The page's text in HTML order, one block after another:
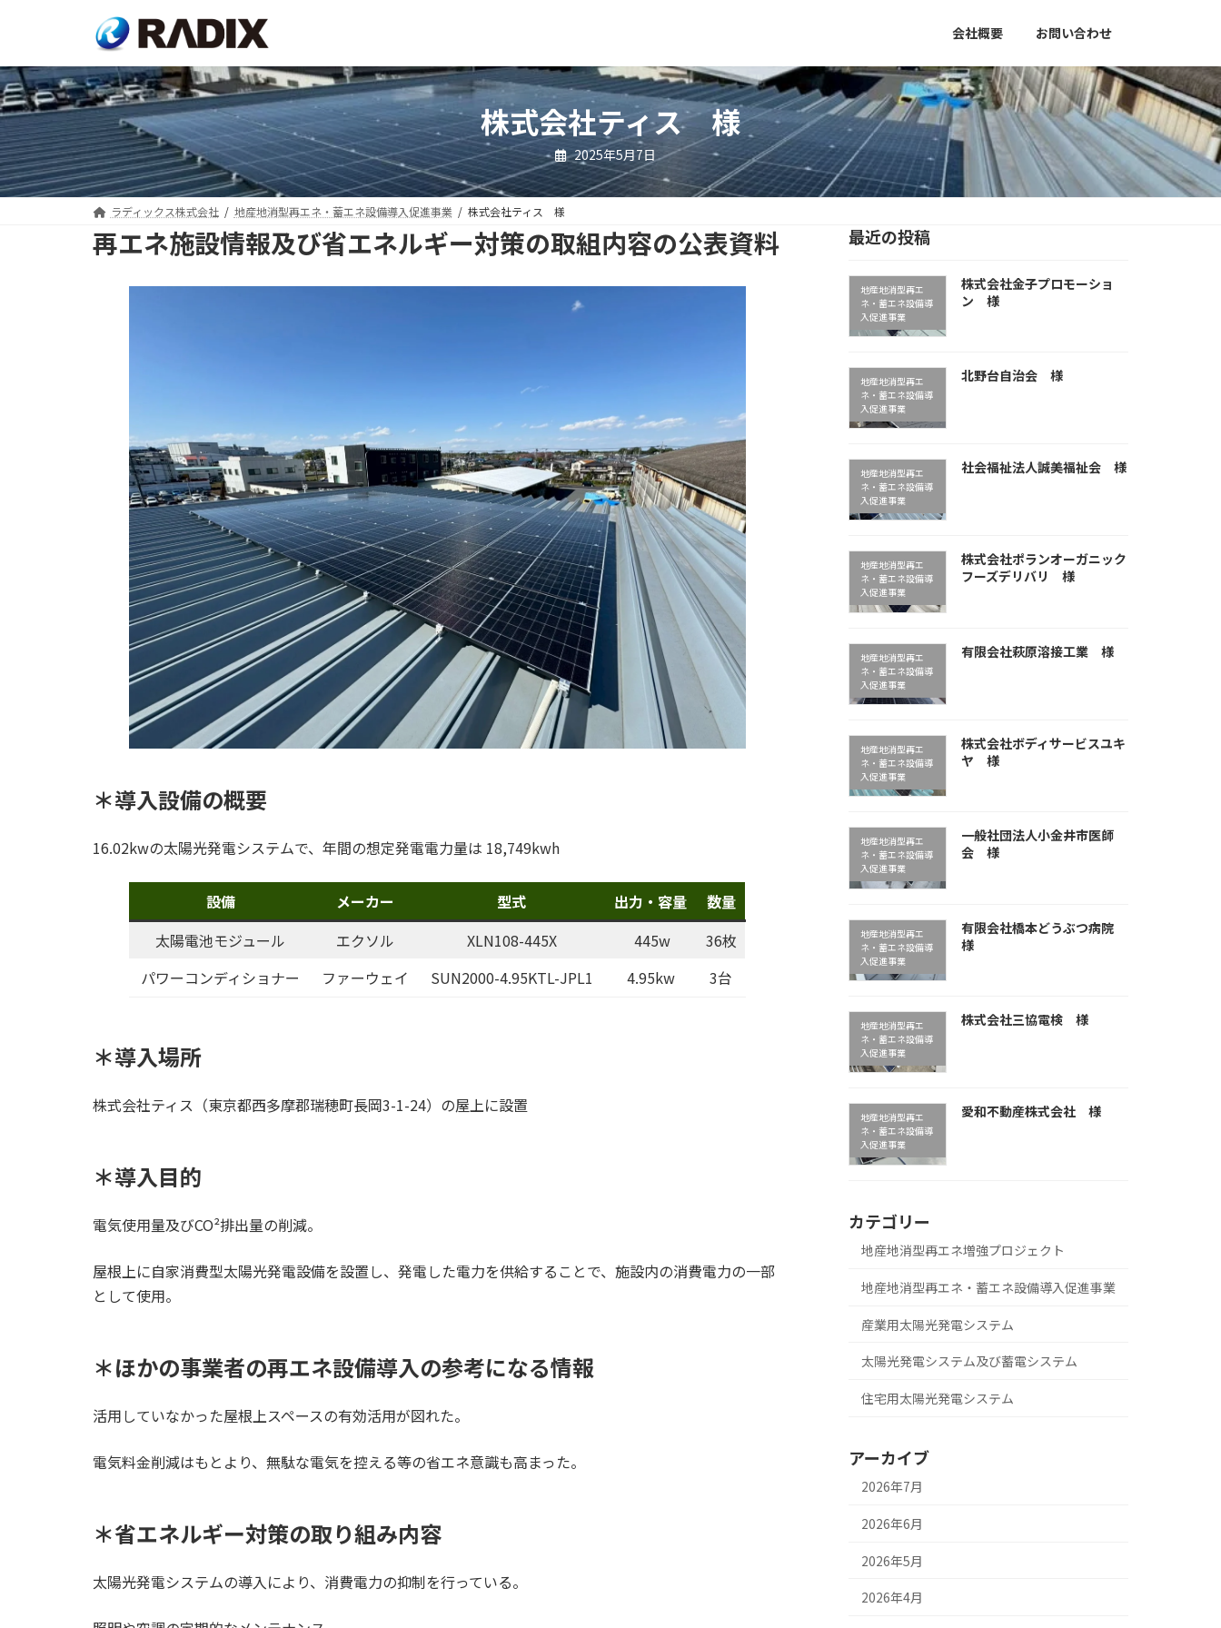
ン
ツ
へ
ス
キ
ッ
ー
シ
ョ
ン
に
移
会社概要 お問い合わせ
株式会社ティス 様
2025年5月7日
ラディックス株式会社 地産地消型再エネ・蓄エネ設備導入促進事業 株式会社ティス 様
再エネ施設情報及び省エネルギー対策の取組内容の公表資料
＊導入設備の概要
16.02kwの太陽光発電システムで、年間の想定発電電力量は 18,749kwh
設備 メーカー 型式 出力・容量
数量
太陽電池モジュール
エクソル XLN108-445X 445w
36枚
パワーコンディショナー
ファーウェイ SUN2000-4.95KTL-JPL1 4.95kw 3台
＊導入場所
株式会社ティス（東京都西多摩郡瑞穂町長岡3-1-24）の屋上に設置
＊導入目的
電気使用量及びCO²排出量の削減。
屋根上に自家消費型太陽光発電設備を設置し、発電した電力を供給することで、施設内の消費電力の一部
として使用。
＊ほかの事業者の再エネ設備導入の参考になる情報
活用していなかった屋根上スペースの有効活用が図れた。
電気料金削減はもとより、無駄な電気を控える等の省エネ意識も高まった。
＊省エネルギー対策の取り組み内容
太陽光発電システムの導入により、消費電力の抑制を行っている。
最近の投稿
地産地消型再エ
ネ・蓄エネ設備導
入促進事業
株式会社金子プロモーショ
ン 様
地産地消型再エ
ネ・蓄エネ設備導
入促進事業
北野台自治会 様
地産地消型再エ
ネ・蓄エネ設備導
入促進事業
社会福祉法人誠美福祉会 様
地産地消型再エ
ネ・蓄エネ設備導
入促進事業
株式会社ポランオーガニック
フーズデリバリ 様
地産地消型再エ
ネ・蓄エネ設備導
入促進事業
有限会社萩原溶接工業 様
地産地消型再エ
ネ・蓄エネ設備導
入促進事業
株式会社ボディサービスユキ
ヤ 様
地産地消型再エ
ネ・蓄エネ設備導
入促進事業
一般社団法人小金井市医師
会 様
地産地消型再エ
ネ・蓄エネ設備導
入促進事業
有限会社橋本どうぶつ病院
様
地産地消型再エ
ネ・蓄エネ設備導
入促進事業
株式会社三協電検 様
地産地消型再エ
ネ・蓄エネ設備導
入促進事業
愛和不動産株式会社 様
カテゴリー
地産地消型再エネ増強プロジェクト
地産地消型再エネ・蓄エネ設備導入促進事業
産業用太陽光発電システム
太陽光発電システム及び蓄電システム
住宅用太陽光発電システム
アーカイブ
2026年7月
2026年6月
2026年5月
2026年4月